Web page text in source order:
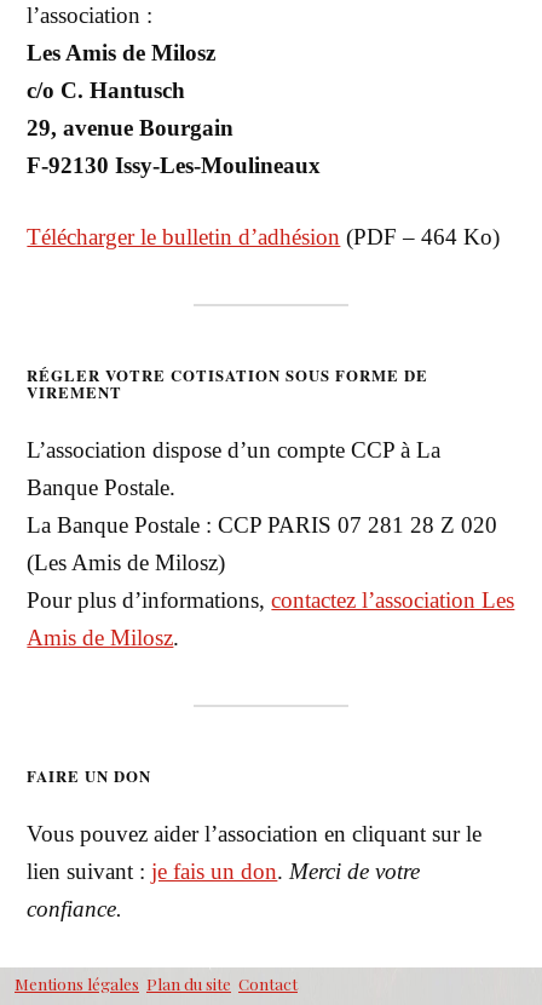
l’association :
Les Amis de Milosz
c/o C. Hantusch
29, avenue Bourgain
F-92130 Issy-Les-Moulineaux
Télécharger le bulletin d’adhésion (PDF – 464 Ko)
RÉGLER VOTRE COTISATION SOUS FORME DE
VIREMENT
L’association dispose d’un compte CCP à La
Banque Postale.
La Banque Postale : CCP PARIS 07 281 28 Z 020
(Les Amis de Milosz)
Pour plus d’informations,contactez l’association Les
Amis de Milosz.
FAIRE UN DON
Vous pouvez aider l’association en cliquant sur le
lien suivant :je fais un don. Merci de votre
confiance.
Mentions légales Plan du site Contact